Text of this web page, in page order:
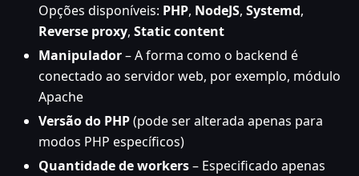
Opções disponíveis: PHP, NodeJS, Systemd,
Reverse proxy, Static content
Manipulador– A forma como o backend é
conectado ao servidor web, por exemplo, módulo
Apache
Versão do PHP(pode ser alterada apenas para
modos PHP específicos)
Quantidade de workers– Especificado apenas